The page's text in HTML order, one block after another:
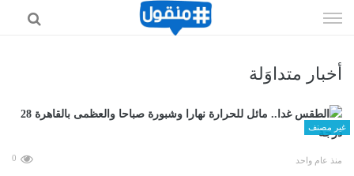
الى
أخبار متداوَلة
غير مصنف
منذ عام واحد 0